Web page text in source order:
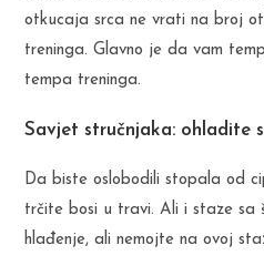
otkucaja srca ne vrati na broj
treninga. Glavno je da vam
tempa treninga.
Savjet stručnjaka: ohladite
Da biste oslobodili stopala od
trčite bosi u travi. Ali i staze sa
hlađenje, ali nemojte na ovoj